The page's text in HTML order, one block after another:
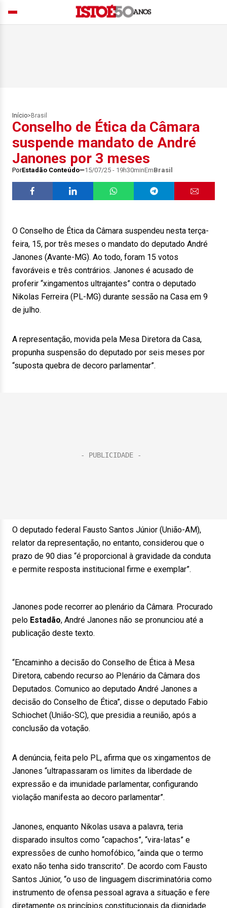
Início> Brasil
Conselho de Ética da Câmara
suspende mandato de André
Janones por 3 meses
PorEstadão Conteúdo 15/07/25 - 19h30minEmBrasil
O Conselho de Ética da Câmara suspendeu nesta terça-
feira, 15, por três meses o mandato do deputado André
Janones (Avante-MG). Ao todo, foram 15 votos
favoráveis e três contrários. Janones é acusado de
proferir “xingamentos ultrajantes” contra o deputado
Nikolas Ferreira (PL-MG) durante sessão na Casa em 9
de julho.
A representação, movida pela Mesa Diretora da Casa,
propunha suspensão do deputado por seis meses por
“suposta quebra de decoro parlamentar”.
O deputado federal Fausto Santos Júnior (União-AM),
relator da representação, no entanto, considerou que o
prazo de 90 dias “é proporcional à gravidade da conduta
e permite resposta institucional firme e exemplar”.
Janones pode recorrer ao plenário da Câmara. Procurado
pelo Estadão, André Janones não se pronunciou até a
publicação deste texto.
“Encaminho a decisão do Conselho de Ética à Mesa
Diretora, cabendo recurso ao Plenário da Câmara dos
Deputados. Comunico ao deputado André Janones a
decisão do Conselho de Ética”, disse o deputado Fabio
Schiochet (União-SC), que presidia a reunião, após a
conclusão da votação.
A denúncia, feita pelo PL, afirma que os xingamentos de
Janones “ultrapassaram os limites da liberdade de
expressão e da imunidade parlamentar, configurando
violação manifesta ao decoro parlamentar”.
Janones, enquanto Nikolas usava a palavra, teria
disparado insultos como “capachos”, “vira-latas” e
expressões de cunho homofóbico, “ainda que o termo
exato não tenha sido transcrito”. De acordo com Fausto
Santos Júnior, “o uso de linguagem discriminatória como
instrumento de ofensa pessoal agrava a situação e fere
diretamente os princípios constitucionais da dignidade